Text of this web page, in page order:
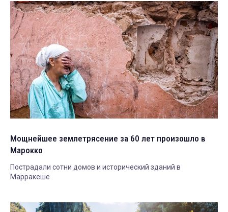
Мощнейшее землетрясение за 60 лет произошло в
Марокко
Пострадали сотни домов и исторический зданий в
Марракеше